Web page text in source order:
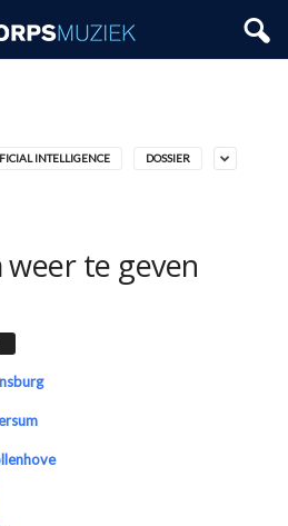
INTELLIGENCE DOSSIER
te geven